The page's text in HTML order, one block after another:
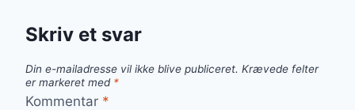
Skriv et svar
Din e-mailadresse vil ikke blive publiceret. Krævede felter
er markeret med *
Kommentar *